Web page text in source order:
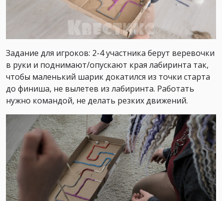
Задание для игроков: 2-4 участника берут веревочки
в руки и поднимают/опускают края лабиринта так,
чтобы маленький шарик докатился из точки старта
до финиша, не вылетев из лабиринта. Работать
нужно командой, не делать резких движений.